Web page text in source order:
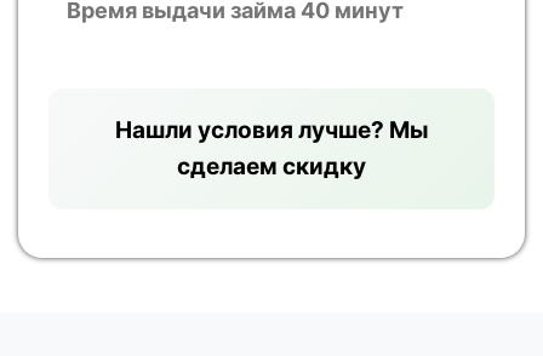
Время выдачи займа 40 минут
Нашли условия лучше? Мы
сделаем скидку